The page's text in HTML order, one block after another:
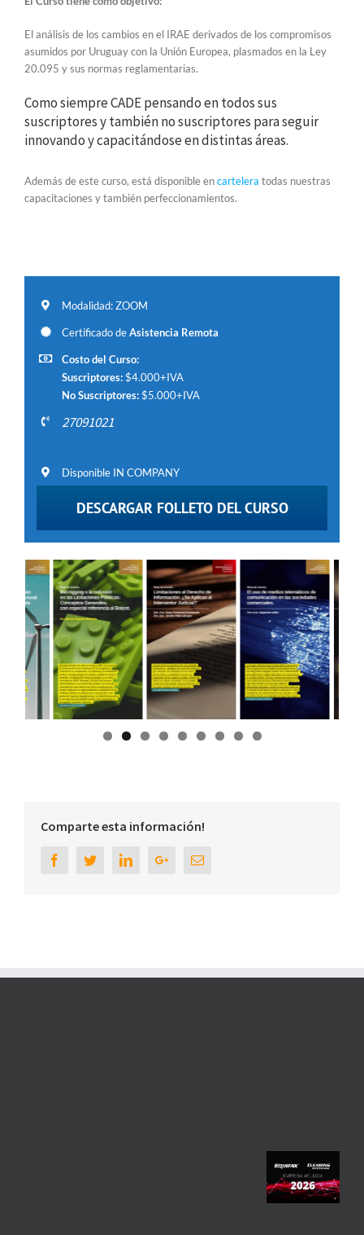
El análisis de los cambios en el IRAE derivados de los compromisos
asumidos por Uruguay con la Unión Europea, plasmados en la Ley
20.095 y sus normas reglamentarias.
Como siempre CADE pensando en todos sus
suscriptores y también no suscriptores para seguir
innovando y capacitándose en distintas áreas.
Además de este curso, está disponible encartelera todas nuestras
capacitaciones y también perfeccionamientos.
Modalidad: ZOOM
Certificado deAsistencia Remota
Costo del Curso:
Suscriptores:$4.000+IVA
No Suscriptores:$5.000+IVA
27091021
Disponible IN COMPANY
DESCARGAR FOLLETO DEL CURSO
Comparte esta información!
FacebookTwitterLinkedinGoogle+Email